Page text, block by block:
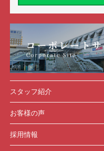
スタッフ紹介
お客様の声
採用情報